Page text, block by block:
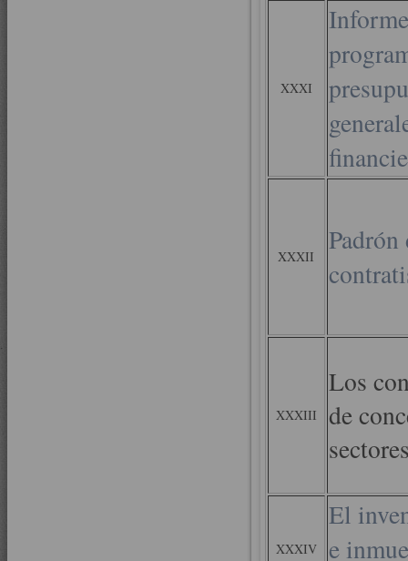
XXXI
XXXII
Padrón
XXXIII
Los
de
XXXIV
El
e